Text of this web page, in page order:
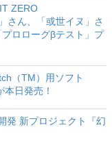
ZERO
さん、「或世イヌ」さ
ロローグβテスト」プ
（TM）用ソフト
本日発売！
発 新プロジェクト『幻